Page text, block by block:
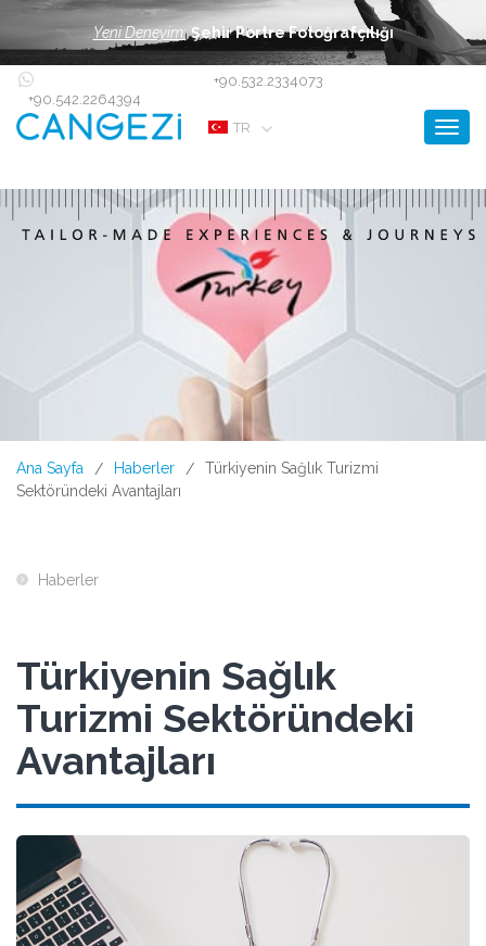
Yeni Deneyim: Şehir Portre Fotoğrafçılığı
+90.542.2264394
+90.532.2334073
TR
Ana Sayfa / Haberler /
Türkiyenin Sağlık Turizmi
Sektöründeki Avantajları
Haberler
Türkiyenin Sağlık
Turizmi Sektöründeki
Avantajları